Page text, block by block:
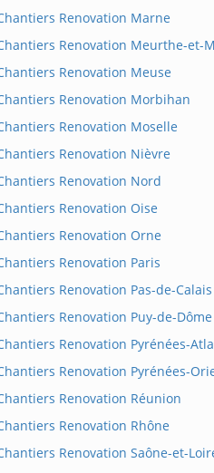
Renovation Marne
Renovation Meurthe-et-
Renovation Meuse
Renovation Morbihan
Renovation Moselle
Renovation Nièvre
Renovation Nord
Renovation Oise
Renovation Orne
Renovation Paris
Renovation Pas-de-Calais
Renovation Puy-de-Dôme
Renovation Pyrénées-
Renovation Pyrénées-
Renovation Réunion
Renovation Rhône
Renovation Saône-et-